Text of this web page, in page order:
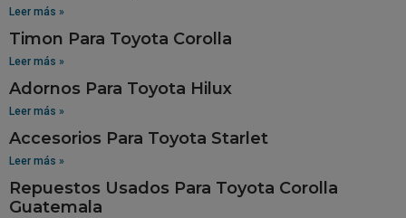
Leer más »
Timon Para Toyota Corolla
Leer más »
Adornos Para Toyota Hilux
Leer más »
Accesorios Para Toyota Starlet
Leer más »
Repuestos Usados Para Toyota Corolla
Guatemala